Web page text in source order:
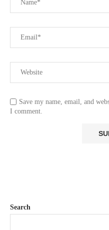
Save my name, email, and
I comment.
Search